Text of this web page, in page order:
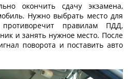
окончить сдачу экзамена,
Нужно выбрать место для
правилам ПДД,
и занять нужное место. После
поворота и поставить авто